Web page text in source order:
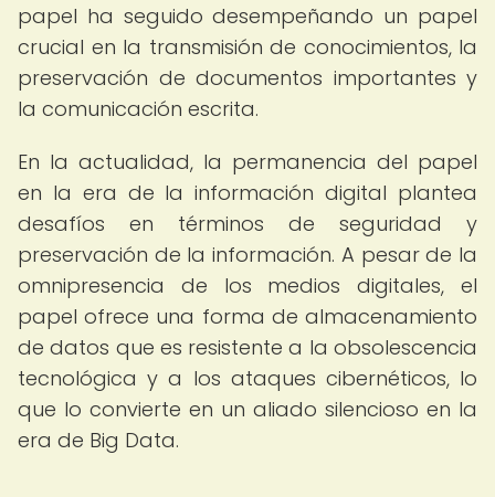
papel ha seguido desempeñando un papel
crucial en la transmisión de conocimientos, la
preservación de documentos importantes y
la comunicación escrita.
En la actualidad, la permanencia del papel
en la era de la información digital plantea
desafíos en términos de seguridad y
preservación de la información. A pesar de la
omnipresencia de los medios digitales, el
papel ofrece una forma de almacenamiento
de datos que es resistente a la obsolescencia
tecnológica y a los ataques cibernéticos, lo
que lo convierte en un aliado silencioso en la
era de Big Data.